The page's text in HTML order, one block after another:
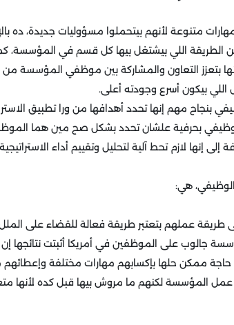
متنوعة لأنهم بيتحملوا مسؤوليات جديدة، ده
عن الطريقة اللي بيشتغل بيها كل قسم في المؤسسة،
بتعزز التعاون والمشاركة بين موظفي المؤسسة
بيكون أسرع وجودته أعلى.
بنجاح مهم إنها تحدد أهدافها من ورا تطبيق
بحرفية علشان تحدد بشكل صح مين هما
إلى إنها لازم تحط آلية لتحليل وتقييم أداء
هي:
طريقة عملهم بتعتبر طريقة فعالة للقضاء على الملل
ممكن حلها بإكسابهم مهارات مختلفة
المؤسسة لكنهم ما مروش بيها قبل كده لأنها